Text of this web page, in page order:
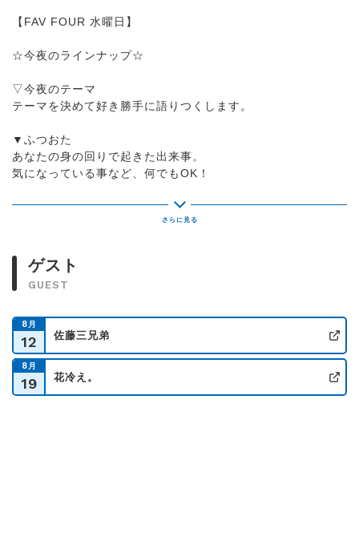
【FAV FOUR 水曜日】
☆今夜のラインナップ☆
▽今夜のテーマ
テーマを決めて好き勝手に語りつくします。
▼ふつおた
あなたの身の回りで起きた出来事。
気になっている事など、何でもOK！
▽FAVs SDGs
今、何かと耳にする「SDGs」について
▼笛！
リコーダーを「古坂さんがテキトーに吹いて」
▼LUVandSOUL KENTAのなつかしパーキング
夜もお仕事お疲れさまです！
なつかしい思い出話と、
なつかしいあの曲で、
ゲスト
GUEST
8月
12
佐藤三兄弟
8月
19
花冷え。